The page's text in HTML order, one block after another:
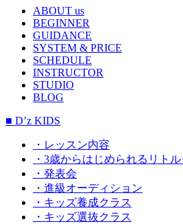
ABOUT us
BEGINNER
GUIDANCE
SYSTEM & PRICE
SCHEDULE
INSTRUCTOR
STUDIO
BLOG
■ D’z KIDS
・レッスン内容
・3歳からはじめられるリト
・発表会
・進級オーディション
・キッズ養成クラス
・キッズ選抜クラス